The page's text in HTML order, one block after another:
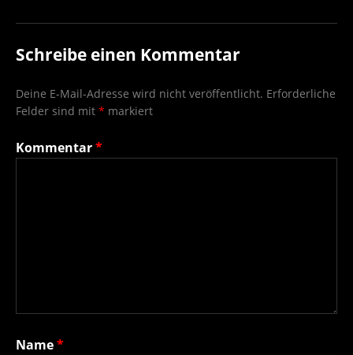
Schreibe einen Kommentar
Deine E-Mail-Adresse wird nicht veröffentlicht. Erforderliche
Felder sind mit * markiert
Kommentar*
Name*